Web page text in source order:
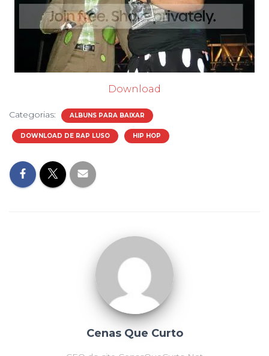
Download
Categorias: ALBUNS PARA BAIXAR
DOWNLOAD DE RAP LUSO HIP HOP
Cenas Que Curto